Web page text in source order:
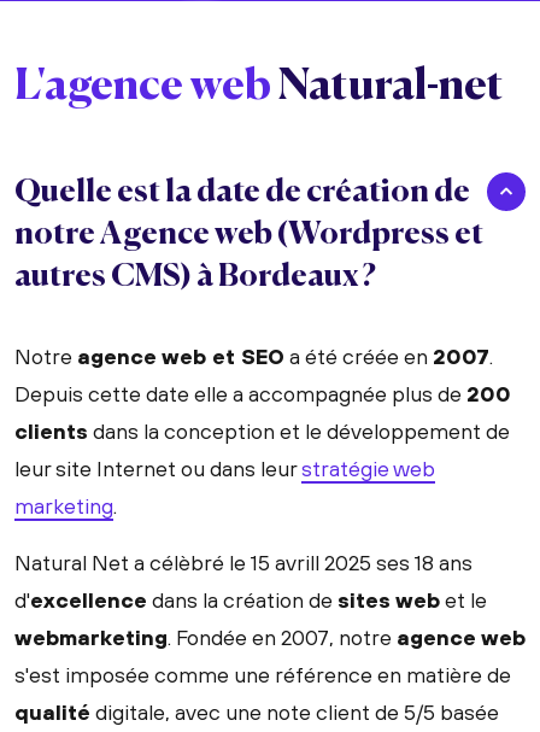
L'agence webNatural-net
Quelle est la date de création de
notre Agence web (Wordpress et
autres CMS) à Bordeaux ?
Notre agence web et SEO a été créée en 2007.
Depuis cette date elle a accompagnée plus de 200
clients dans la conception et le développement de
leur site Internet ou dans leurstratégie web
marketing.
Natural Net a célèbré le 15 avrill 2025 ses 18 ans
d'excellence dans la création de sites webet le
webmarketing. Fondée en 2007, notre agence web
s'est imposée comme une référence en matière de
qualité digitale, avec une note client de 5/5 basée